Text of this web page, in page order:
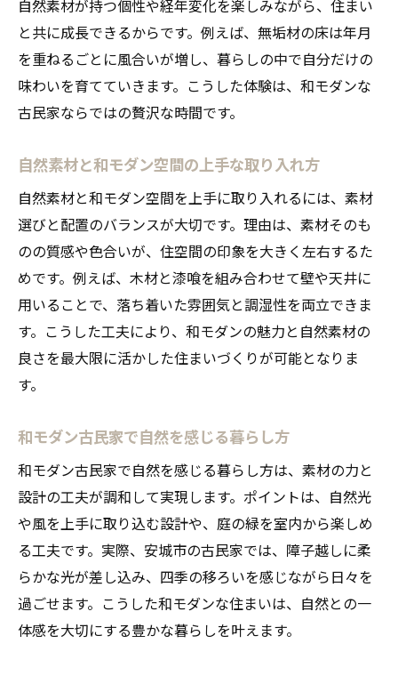
自然素材が持つ個性や経年変化を楽しみながら、住まい
と共に成長できるからです。例えば、無垢材の床は年月
を重ねるごとに風合いが増し、暮らしの中で自分だけの
味わいを育てていきます。こうした体験は、和モダンな
古民家ならではの贅沢な時間です。
自然素材と和モダン空間の上手な取り入れ方
自然素材と和モダン空間を上手に取り入れるには、素材
選びと配置のバランスが大切です。理由は、素材そのも
のの質感や色合いが、住空間の印象を大きく左右するた
めです。例えば、木材と漆喰を組み合わせて壁や天井に
用いることで、落ち着いた雰囲気と調湿性を両立できま
す。こうした工夫により、和モダンの魅力と自然素材の
良さを最大限に活かした住まいづくりが可能となりま
す。
和モダン古民家で自然を感じる暮らし方
和モダン古民家で自然を感じる暮らし方は、素材の力と
設計の工夫が調和して実現します。ポイントは、自然光
や風を上手に取り込む設計や、庭の緑を室内から楽しめ
る工夫です。実際、安城市の古民家では、障子越しに柔
らかな光が差し込み、四季の移ろいを感じながら日々を
過ごせます。こうした和モダンな住まいは、自然との一
体感を大切にする豊かな暮らしを叶えます。